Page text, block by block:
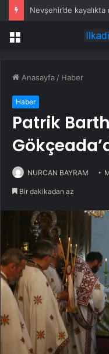
Kırsal yollara neşter
Menü
Anasayfa / Haber
Haber
Patrik
NURCAN BAYRAM
Bir dakikadan az